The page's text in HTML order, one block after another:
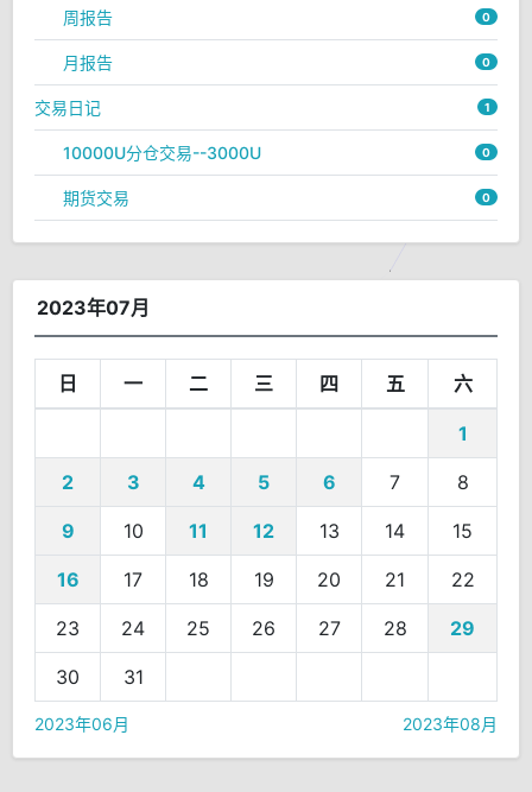
周报告 0
月报告 0
交易日记 1
10000U分仓交易--3000U 0
期货交易 0
2023年07月
日 一 二 三 四 五 六
1
2 3 4 5 6 7 8
9 10 11 12 13 14 15
16 17 18 19 20 21 22
23 24 25 26 27 28 29
30 31
2023年06月 2023年08月